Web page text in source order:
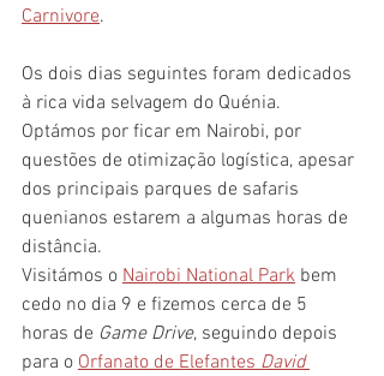
Carnivore.
Os dois dias seguintes foram dedicados
à rica vida selvagem do Quénia.
Optámos por ficar em Nairobi, por
questões de otimização logística, apesar
dos principais parques de safaris
quenianos estarem a algumas horas de
distância.
Visitámos o Nairobi National Park bem
cedo no dia 9 e fizemos cerca de 5
horas de Game Drive, seguindo depois
para o Orfanato de Elefantes David